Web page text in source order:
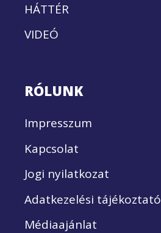
HÁTTÉR
VIDEÓ
RÓLUNK
Impresszum
Kapcsolat
Jogi nyilatkozat
Adatkezelési tájékoztató
Médiaajánlat